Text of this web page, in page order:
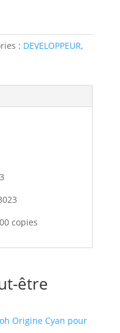
: DEVELOPPEUR,
copies
être